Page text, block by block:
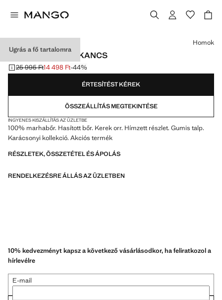
Ugrás a fő tartalomra
HASÍTOTT BŐR BAKANCS
Kezdeti ár áthúzva [25 995 Ft ]
25 995 Ft
Jelenlegi ár [14 498 Ft ]
14 498 Ft-44%
Válassz egy színt
Homok
ÉRTESÍTÉST KÉREK
ÖSSZEÁLLÍTÁS MEGTEKINTÉSE
INGYENES KISZÁLLÍTÁS AZ ÜZLETBE
100% marhabőr. Hasított bőr. Kerek orr. Hímzett részlet. Gumis talp.
Karácsonyi kollekció. Akciós termék
RÉSZLETEK, ÖSSZETÉTEL ÉS ÁPOLÁS
RENDELKEZÉSRE ÁLLÁS AZ ÜZLETBEN
10% kedvezményt kapsz a következő vásárlásodkor, ha feliratkozol a
hírlevélre
E-mail